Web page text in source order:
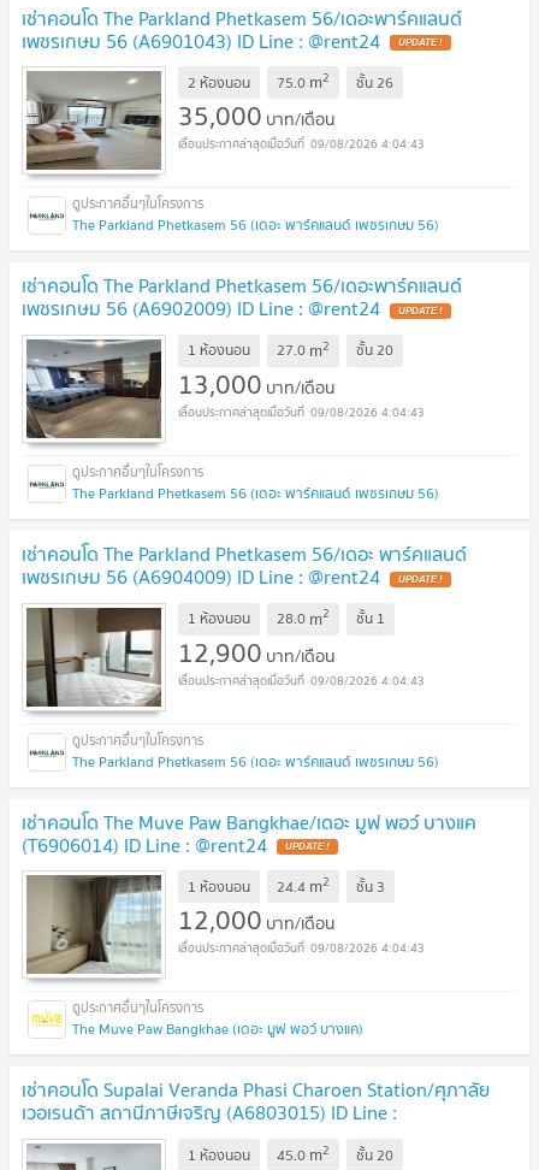
เช่าคอนโด The Parkland Phetkasem 56/เดอะพาร์คแลนด์
เพชรเกษม 56 (A6901043) ID Line : @rent24
2 ห้องนอน 75.0 m2 ชั้น26
35,000 บาท/เดือน
09/08/2026 4:04:43
The Parkland Phetkasem 56 (เดอะ พาร์คแลนด์ เพชรเกษม 56)
เช่าคอนโด The Parkland Phetkasem 56/เดอะพาร์คแลนด์
เพชรเกษม 56 (A6902009) ID Line : @rent24
1 ห้องนอน 27.0 m2 ชั้น20
13,000 บาท/เดือน
09/08/2026 4:04:43
The Parkland Phetkasem 56 (เดอะ พาร์คแลนด์ เพชรเกษม 56)
เช่าคอนโด The Parkland Phetkasem 56/เดอะ พาร์คแลนด์
เพชรเกษม 56 (A6904009) ID Line : @rent24
1 ห้องนอน 28.0 m2 ชั้น 1
12,900 บาท/เดือน
09/08/2026 4:04:43
The Parkland Phetkasem 56 (เดอะ พาร์คแลนด์ เพชรเกษม 56)
เช่าคอนโด The Muve Paw Bangkhae/เดอะ มูฟ พอว์ บางแค
(T6906014) ID Line : @rent24
1 ห้องนอน 24.4 m2 ชั้น 3
12,000 บาท/เดือน
09/08/2026 4:04:43
The Muve Paw Bangkhae (เดอะ มูฟ พอว์ บางแค)
เช่าคอนโด Supalai Veranda Phasi Charoen Station/ศุภาลัย
เวอเรนด้า สถานีภาษีเจริญ (A6803015) ID Line :
@condo42
1 ห้องนอน 45.0 m2 ชั้น20